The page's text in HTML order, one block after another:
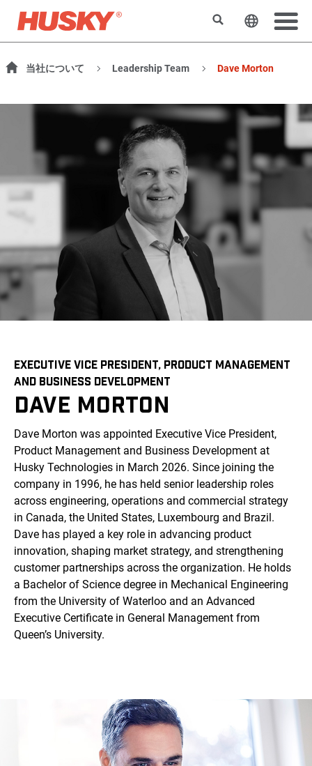
SearchChange
当社について Leadership Team Dave Morton
EXECUTIVE VICE PRESIDENT, PRODUCT MANAGEMENT
AND BUSINESS DEVELOPMENT
DAVE MORTON
Dave Morton was appointed Executive Vice President,
Product Management and Business Development at
Husky Technologies in March 2026. Since joining the
company in 1996, he has held senior leadership roles
across engineering, operations and commercial strategy
in Canada, the United States, Luxembourg and Brazil.
Dave has played a key role in advancing product
innovation, shaping market strategy, and strengthening
customer partnerships across the organization. He holds
a Bachelor of Science degree in Mechanical Engineering
from the University of Waterloo and an Advanced
Executive Certificate in General Management from
Queen’s University.